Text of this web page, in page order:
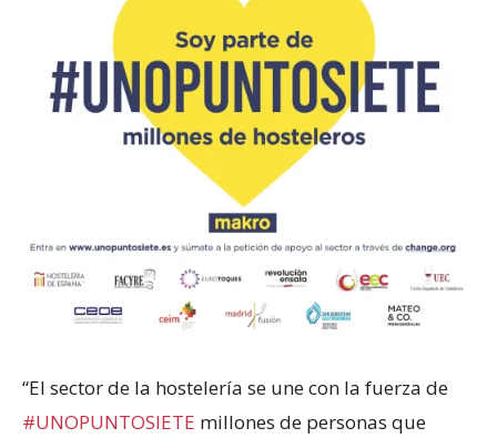
“El sector de la hostelería se une con la fuerza de
#UNOPUNTOSIETE millones de personas que